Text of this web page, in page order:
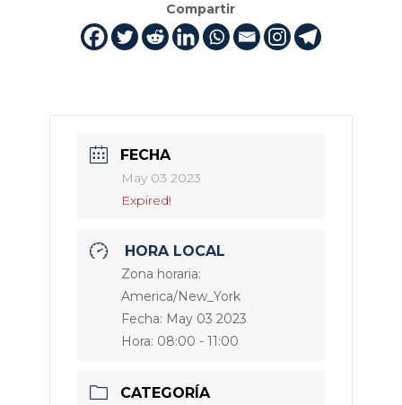
Compartir
FECHA
May 03 2023
Expired!
HORA LOCAL
Zona horaria:
America/New_York
Fecha: May 03 2023
Hora: 08:00 - 11:00
CATEGORÍA